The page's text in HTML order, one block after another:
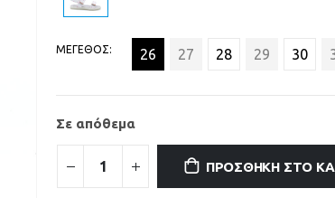
ΜΕΓΕΘΟΣ 26 27 28 29 30
Σε απόθεμα
ΠΡΟΣΘΉΚΗ ΣΤΟ